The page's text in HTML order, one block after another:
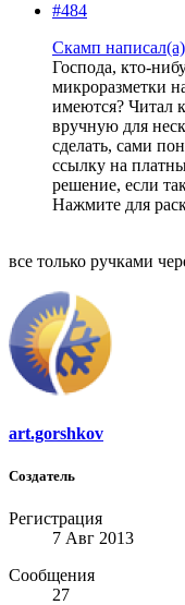
#484
Скамп
Господа, кто-
микроразметки
имеются? Читал
вручную для
сделать, сами
ссылку на
решение, если
Нажмите для
все только ручками
art.gorshkov
Создатель
Регистрация
7 Авг 2013
Сообщения
27